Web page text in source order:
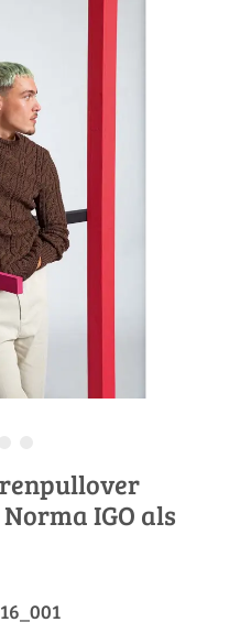
Norma IGO als